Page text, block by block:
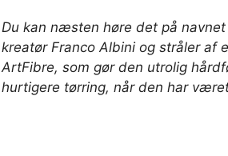
Du kan næsten høre det på navnet
kreatør Franco Albini og stråler af
ArtFibre, som gør den utrolig
hurtigere tørring, når den har